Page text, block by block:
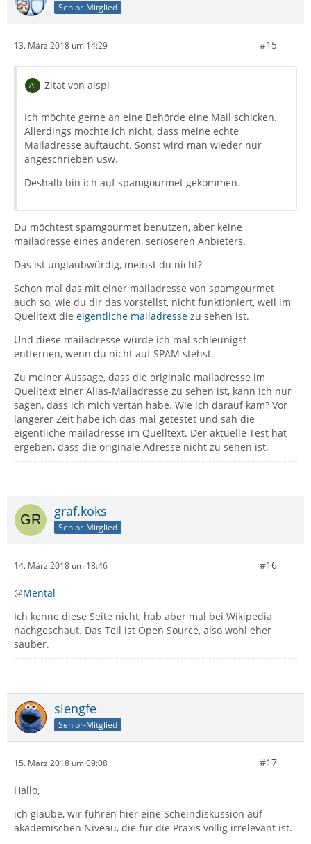
Senior-Mitglied
13. März 2018 um 14:29 #15
Zitat von aispi
Ich möchte gerne an eine Behörde eine Mail schicken.
Allerdings möchte ich nicht, dass meine echte
Mailadresse auftaucht. Sonst wird man wieder nur
angeschrieben usw.
Deshalb bin ich auf spamgourmet gekommen.
Du möchtest spamgourmet benutzen, aber keine
mailadresse eines anderen, seriöseren Anbieters.
Das ist unglaubwürdig, meinst du nicht?
Schon mal das mit einer mailadresse von spamgourmet
auch so, wie du dir das vorstellst, nicht funktioniert, weil im
Quelltext die eigentliche mailadresse zu sehen ist.
Und diese mailadresse würde ich mal schleunigst
entfernen, wenn du nicht auf SPAM stehst.
Zu meiner Aussage, dass die originale mailadresse im
Quelltext einer Alias-Mailadresse zu sehen ist, kann ich nur
sagen, dass ich mich vertan habe. Wie ich darauf kam? Vor
längerer Zeit habe ich das mal getestet und sah die
eigentliche mailadresse im Quelltext. Der aktuelle Test hat
ergeben, dass die originale Adresse nicht zu sehen ist.
graf.koks
Senior-Mitglied
14. März 2018 um 18:46 #16
@Mental
Ich kenne diese Seite nicht, hab aber mal bei Wikipedia
nachgeschaut. Das Teil ist Open Source, also wohl eher
sauber.
slengfe
Senior-Mitglied
15. März 2018 um 09:08 #17
Hallo,
ich glaube, wir führen hier eine Scheindiskussion auf
akademischen Niveau, die für die Praxis völlig irrelevant ist.